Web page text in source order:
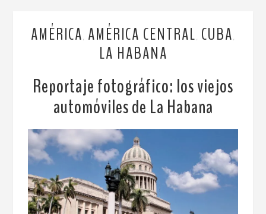
AMÉRICA AMÉRICA CENTRAL CUBA
LA HABANA
Reportaje fotográfico: los viejos
automóviles de La Habana